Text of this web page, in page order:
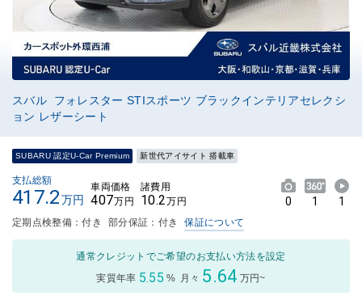
スバル フォレスター STIスポーツ ブラックインテリアセレクシ
ョン レザーシート
SUBARU 認定U-Car Premium 新世代アイサイト 搭載車
支払総額
417.2万円
車両価格
407万円
諸費用
10.2万円 0 1 1
定期点検整備：付き 部分保証：付き 保証について
通常クレジットでご希望のお支払い方法を設定
実質年率 5.55 % 月々 5.64 万円~